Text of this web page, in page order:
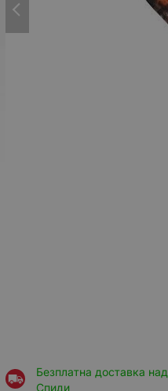
Безплатна доставка над
Спиди